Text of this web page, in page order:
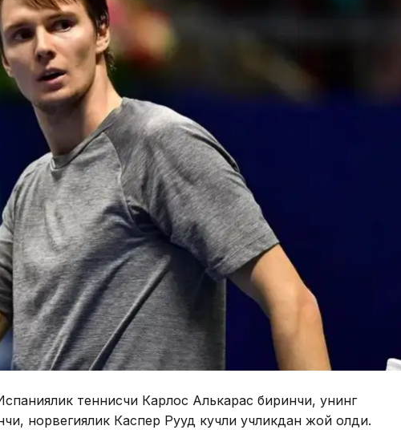
теннисчи Карлос Алькарас биринчи, унинг
норвегиялик Каспер Рууд кучли учликдан жой олди.